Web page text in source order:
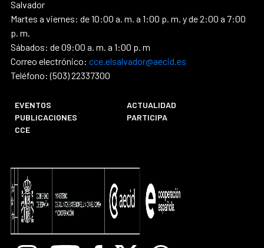
Salvador
Martes a viernes: de 10:00 a. m. a 1:00 p. m. y de 2:00 a 7:00
p. m.
Sábados: de 09:00 a. m. a 1:00 p. m
Correo electrónico: cce.elsalvador@aecid.es
Teléfono: (503) 22337300
EVENTOS
ACTUALIDAD
PUBLICACIONES
PARTICIPA
CCE